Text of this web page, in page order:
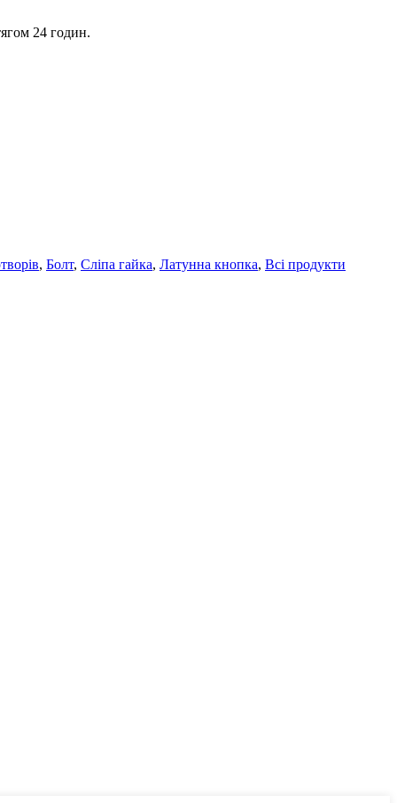
24 годин.
, Болт, Сліпа гайка, Латунна кнопка, Всі продукти